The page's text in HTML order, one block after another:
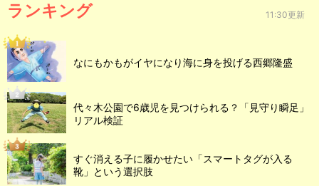
ランキング 11:30更新
なにもかもがイヤになり海に身を投げる西郷隆盛
代々木公園で6歳児を見つけられる？「見守り瞬足」
リアル検証
すぐ消える子に履かせたい「スマートタグが入る
靴」という選択肢